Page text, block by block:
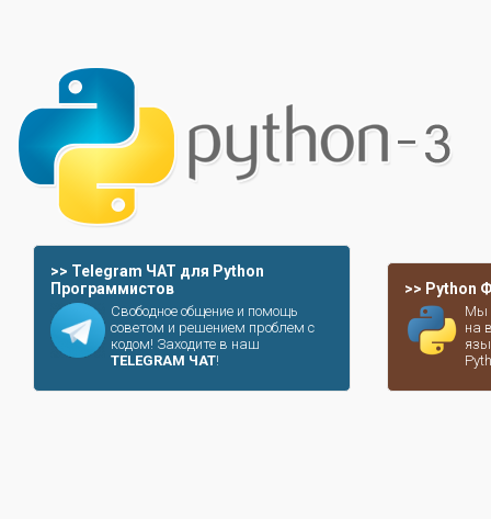
>> Telegram ЧАТ для Python
Программистов
Свободное общение и помощь
советом и решением проблем с
кодом! Заходите в наш
TELEGRAM ЧАТ!
>> Python
Мы
на